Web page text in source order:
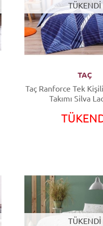
TÜKENDİ
TAÇ
Taç Ranforce Tek
Takımı Silva
TÜKENDİ